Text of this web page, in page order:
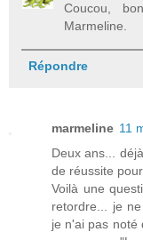
Coucou,
Marmeline.
Répondre
marmeline 11
Deux ans...
de réussite
Voilà une
retordre... je
je n'ai pas noté